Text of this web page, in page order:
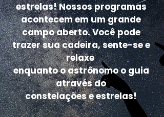
estrelas! Nossos programas
acontecem em um grande
campo aberto. Você pode
trazer sua cadeira, sente-se e
relaxe
enquanto o astrônomo o guia
através do
constelações e estrelas!